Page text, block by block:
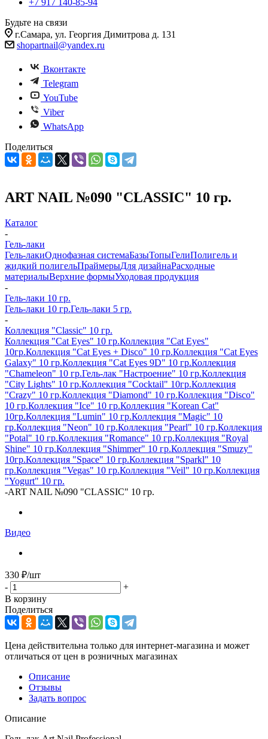
+7 917 140-85-94
Будьте на связи
г.Самара, ул. Георгия Димитрова д. 131
shopartnail@yandex.ru
Вконтакте
Telegram
YouTube
Viber
WhatsApp
Поделиться
ART NAIL №090 "CLASSIC" 10 гр.
Каталог
-
Гель-лаки
Гель-лакиОднофазная системаБазыТопыГелиПолигель и
жидкий полигельПраймерыДля дизайнаРасходные
материалыВерхние формыУходовая продукция
-
Гель-лаки 10 гр.
Гель-лаки 10 гр.Гель-лаки 5 гр.
-
Коллекция "Classic" 10 гр.
Коллекция "Cat Eyes" 10 гр.Коллекция "Cat Eyes"
10гр.Коллекция "Cat Eyes + Disco" 10 гр.Коллекция "Cat Eyes
Galaxy" 10 гр.Коллекция "Cat Eyes 9D" 10 гр.Коллекция
"Chameleon" 10 гр.Гель-лак "Настроение" 10 гр.Коллекция
"City Lights" 10 гр.Коллекция "Cocktail" 10гр.Коллекция
"Crazy" 10 гр.Коллекция "Diamond" 10 гр.Коллекция "Disco"
10 гр.Коллекция "Ice" 10 гр.Коллекция "Korean Cat"
10гр.Коллекция "Lumin" 10 гр.Коллекция "Magic" 10
гр.Коллекция "Neon" 10 гр.Коллекция "Pearl" 10 гр.Коллекция
"Potal" 10 гр.Коллекция "Romance" 10 гр.Коллекция "Royal
Shine" 10 гр.Коллекция "Shimmer" 10 гр.Коллекция "Smuzy"
10гр.Коллекция "Space" 10 гр.Коллекция "Sparkl" 10
гр.Коллекция "Vegas" 10 гр.Коллекция "Veil" 10 гр.Коллекция
"Yogurt" 10 гр.
-ART NAIL №090 "CLASSIC" 10 гр.
Видео
330 ₽/шт
-
+
В корзину
Поделиться
Цена действительна только для интернет-магазина и может
отличаться от цен в розничных магазинах
Описание
Отзывы
Задать вопрос
Описание